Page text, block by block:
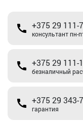
+375 29 111-
консультант пн-
+375 29 111-
безналичный
+375 29 343-
гарантия